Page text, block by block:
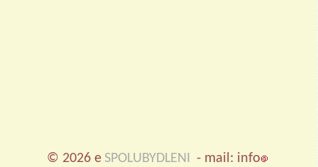
© 2026 e SPOLUBYDLENI - mail: info